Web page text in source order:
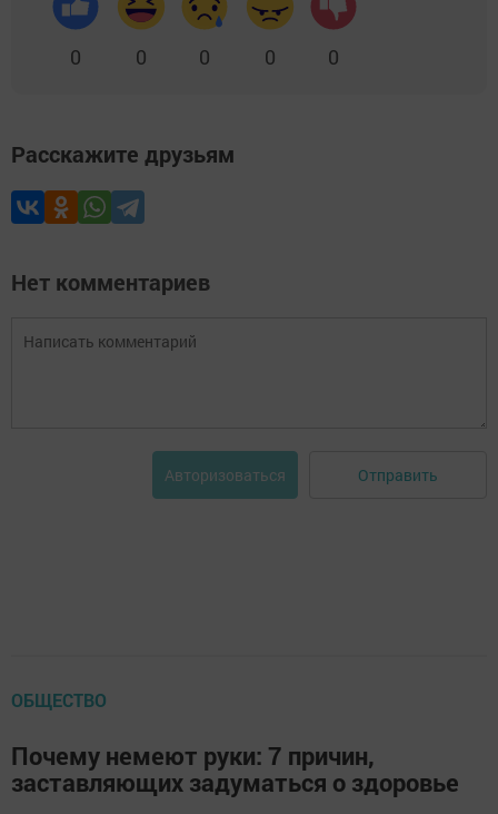
0 0 0 0 0
Расскажите друзьям
Нет комментариев
Авторизоваться Отправить
ОБЩЕСТВО
Почему немеют руки: 7 причин,
заставляющих задуматься о здоровье